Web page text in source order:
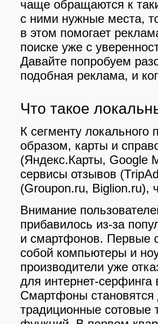
чаще обращаются к
с ними нужные места,
в этом помогает
поиске уже с
Давайте попробуем
подобная реклама, и
Что такое
К сегменту локального
образом, карты и
(Яндекс.Карты, Google
сервисы отзывов
(Groupon.ru, Biglion.ru),
Внимание
прибавилось из-за
и смартфонов. Первые
собой компьютеры и
производители уже
для интернет-
Смартфоны становятся
традиционные